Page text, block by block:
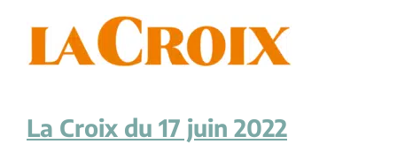
La Croix du 17 juin 2022